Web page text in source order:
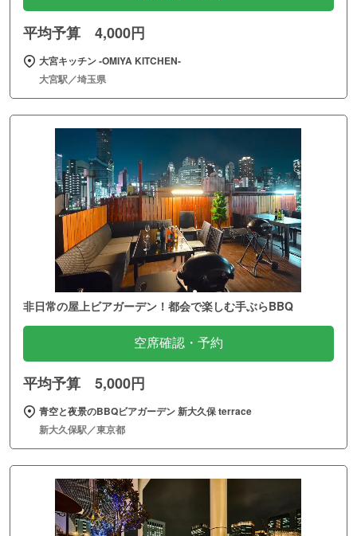
平均予算 4,000円
大宮キッチン ‐OMIYA KITCHEN‐
大宮駅／埼玉県
非日常の屋上ビアガーデン！都会で楽しむ手ぶらBBQ
空席確認・予約
平均予算 5,000円
青空と夜景のBBQビアガーデン 新大久保 terrace
新大久保駅／東京都